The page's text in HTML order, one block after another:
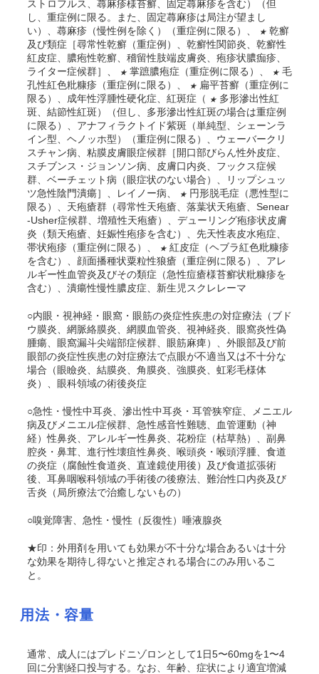
ストロフルス、蕁麻疹様苔癬、固定蕁麻疹を含む）（但
し、重症例に限る。また、固定蕁麻疹は局注が望まし
い）、蕁麻疹（慢性例を除く）（重症例に限る）、
★ 乾癬
及び類症［尋常性乾癬（重症例）、乾癬性関節炎、乾癬性
紅皮症、膿疱性乾癬、稽留性肢端皮膚炎、疱疹状膿痂疹、
ライター症候群］、
★ 掌蹠膿疱症（重症例に限る）、 ★ 毛
孔性紅色粃糠疹（重症例に限る）、
★ 扁平苔癬（重症例に
限る）、成年性浮腫性硬化症、紅斑症（
★ 多形滲出性紅
斑、結節性紅斑）（但し、多形滲出性紅斑の場合は重症例
に限る）、アナフィラクトイド紫斑（単純型、シェーンラ
イン型、ヘノッホ型）（重症例に限る）、ウェーバークリ
スチャン病、粘膜皮膚眼症候群［開口部びらん性外皮症、
スチブンス・ジョンソン病、皮膚口内炎、フックス症候
群、ベーチェット病（眼症状のない場合）、リップシュッ
ツ急性陰門潰瘍］、レイノー病、
★ 円形脱毛症（悪性型に
限る）、天疱瘡群（尋常性天疱瘡、落葉状天疱瘡、Senear
-Usher症候群、増殖性天疱瘡）、デューリング疱疹状皮膚
炎（類天疱瘡、妊娠性疱疹を含む）、先天性表皮水疱症、
帯状疱疹（重症例に限る）、
★ 紅皮症（ヘブラ紅色粃糠疹
を含む）、顔面播種状粟粒性狼瘡（重症例に限る）、アレ
ルギー性血管炎及びその類症（急性痘瘡様苔癬状粃糠疹を
含む）、潰瘍性慢性膿皮症、新生児スクレレーマ
○内眼・視神経・眼窩・眼筋の炎症性疾患の対症療法（ブド
ウ膜炎、網脈絡膜炎、網膜血管炎、視神経炎、眼窩炎性偽
腫瘍、眼窩漏斗尖端部症候群、眼筋麻痺）、外眼部及び前
眼部の炎症性疾患の対症療法で点眼が不適当又は不十分な
場合（眼瞼炎、結膜炎、角膜炎、強膜炎、虹彩毛様体
炎）、眼科領域の術後炎症
○急性・慢性中耳炎、滲出性中耳炎・耳管狭窄症、メニエル
病及びメニエル症候群、急性感音性難聴、血管運動（神
経）性鼻炎、アレルギー性鼻炎、花粉症（枯草熱）、副鼻
腔炎・鼻茸、進行性壊疽性鼻炎、喉頭炎・喉頭浮腫、食道
の炎症（腐蝕性食道炎、直達鏡使用後）及び食道拡張術
後、耳鼻咽喉科領域の手術後の後療法、難治性口内炎及び
舌炎（局所療法で治癒しないもの）
○嗅覚障害、急性・慢性（反復性）唾液腺炎
★印：外用剤を用いても効果が不十分な場合あるいは十分
な効果を期待し得ないと推定される場合にのみ用いるこ
と。
用法・容量
通常、成人にはプレドニゾロンとして1日5〜60mgを1〜4
回に分割経口投与する。なお、年齢、症状により適宜増減